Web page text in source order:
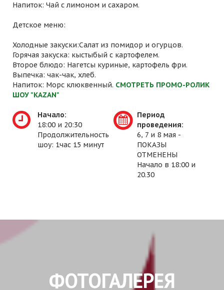
Напиток: Чай с лимоном и сахаром.
Детское меню:
Холодные закуски:Салат из помидор и огурцов.
Горячая закуска: кыстыбый с картофелем.
Второе блюдо: Нагетсы куриные, картофель фри.
Выпечка: чак-чак, хлеб.
Напиток: Морс клюквенный. СМОТРЕТЬ ПРОМО-РОЛИК
ШОУ "KAZAN"
Начало:
18:00 и 20:30
Продолжительность
шоу: 1час 15 минут
Период
проведения:
6, 7 и 8 мая -
ПОКАЗЫ
ОТМЕНЕНЫ
Начало в 18:00 и
20.30
ФОТОГАЛЕРЕЯ